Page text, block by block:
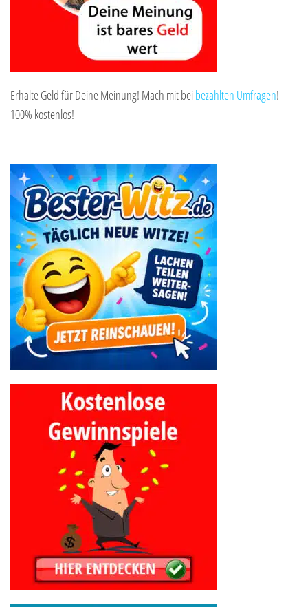
Erhalte Geld für Deine Meinung! Mach mit beibezahlten Umfragen!
100% kostenlos!